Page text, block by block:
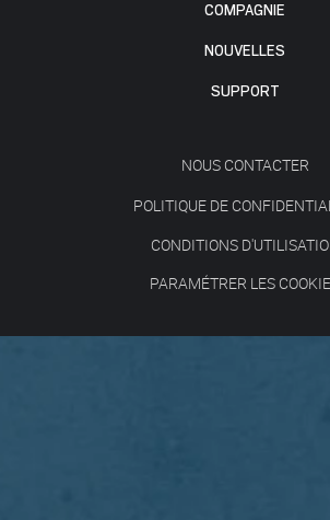
COMPAGNIE
NOUVELLES
SUPPORT
NOUS CONTACTER
POLITIQUE DE
CONDITIONS
PARAMÉTRER LES